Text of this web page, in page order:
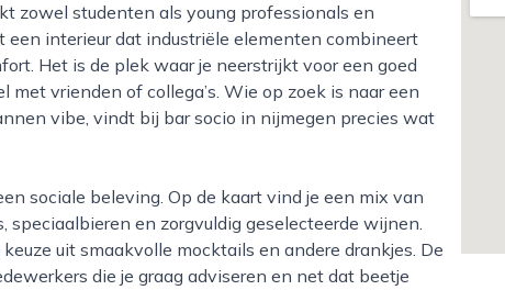
zowel studenten als young professionals en
een interieur dat industriële elementen combineert
Het is de plek waar je neerstrijkt voor een goed
vrienden of collega’s. Wie op zoek is naar een
vibe, vindt bij bar socio in nijmegen precies wat
speciaalbieren en zorgvuldig geselecteerde wijnen.
uit smaakvolle mocktails en andere drankjes. De
die je graag adviseren en net dat beetje